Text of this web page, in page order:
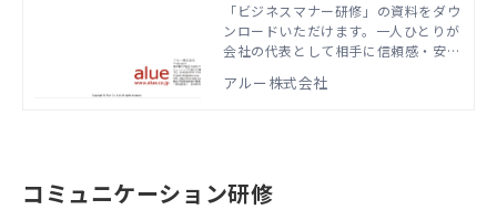
「ビジネスマナー研修」の資料をダウ
ンロードいただけます。一人ひとりが
会社の代表として相手に信頼感・安心
印象管理（身だしなみ、挨拶、表情、
アルー株式会社
コミュニケーション研修